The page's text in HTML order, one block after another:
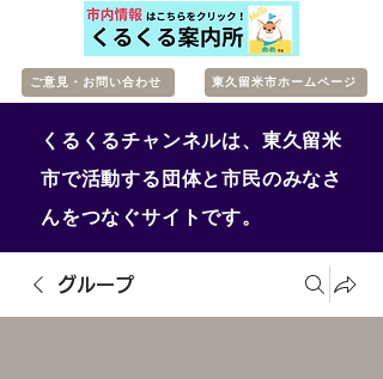
ご意見・お問い合わせ 東久留米市ホームページ
くるくるチャンネルは、東久留米
市で活動する団体と市民のみなさ
んをつなぐサイトです。
グループ